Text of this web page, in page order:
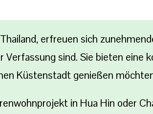
erfreuen sich
Verfassung sind. Sie bieten
Küstenstadt genießen
in Hua Hin oder